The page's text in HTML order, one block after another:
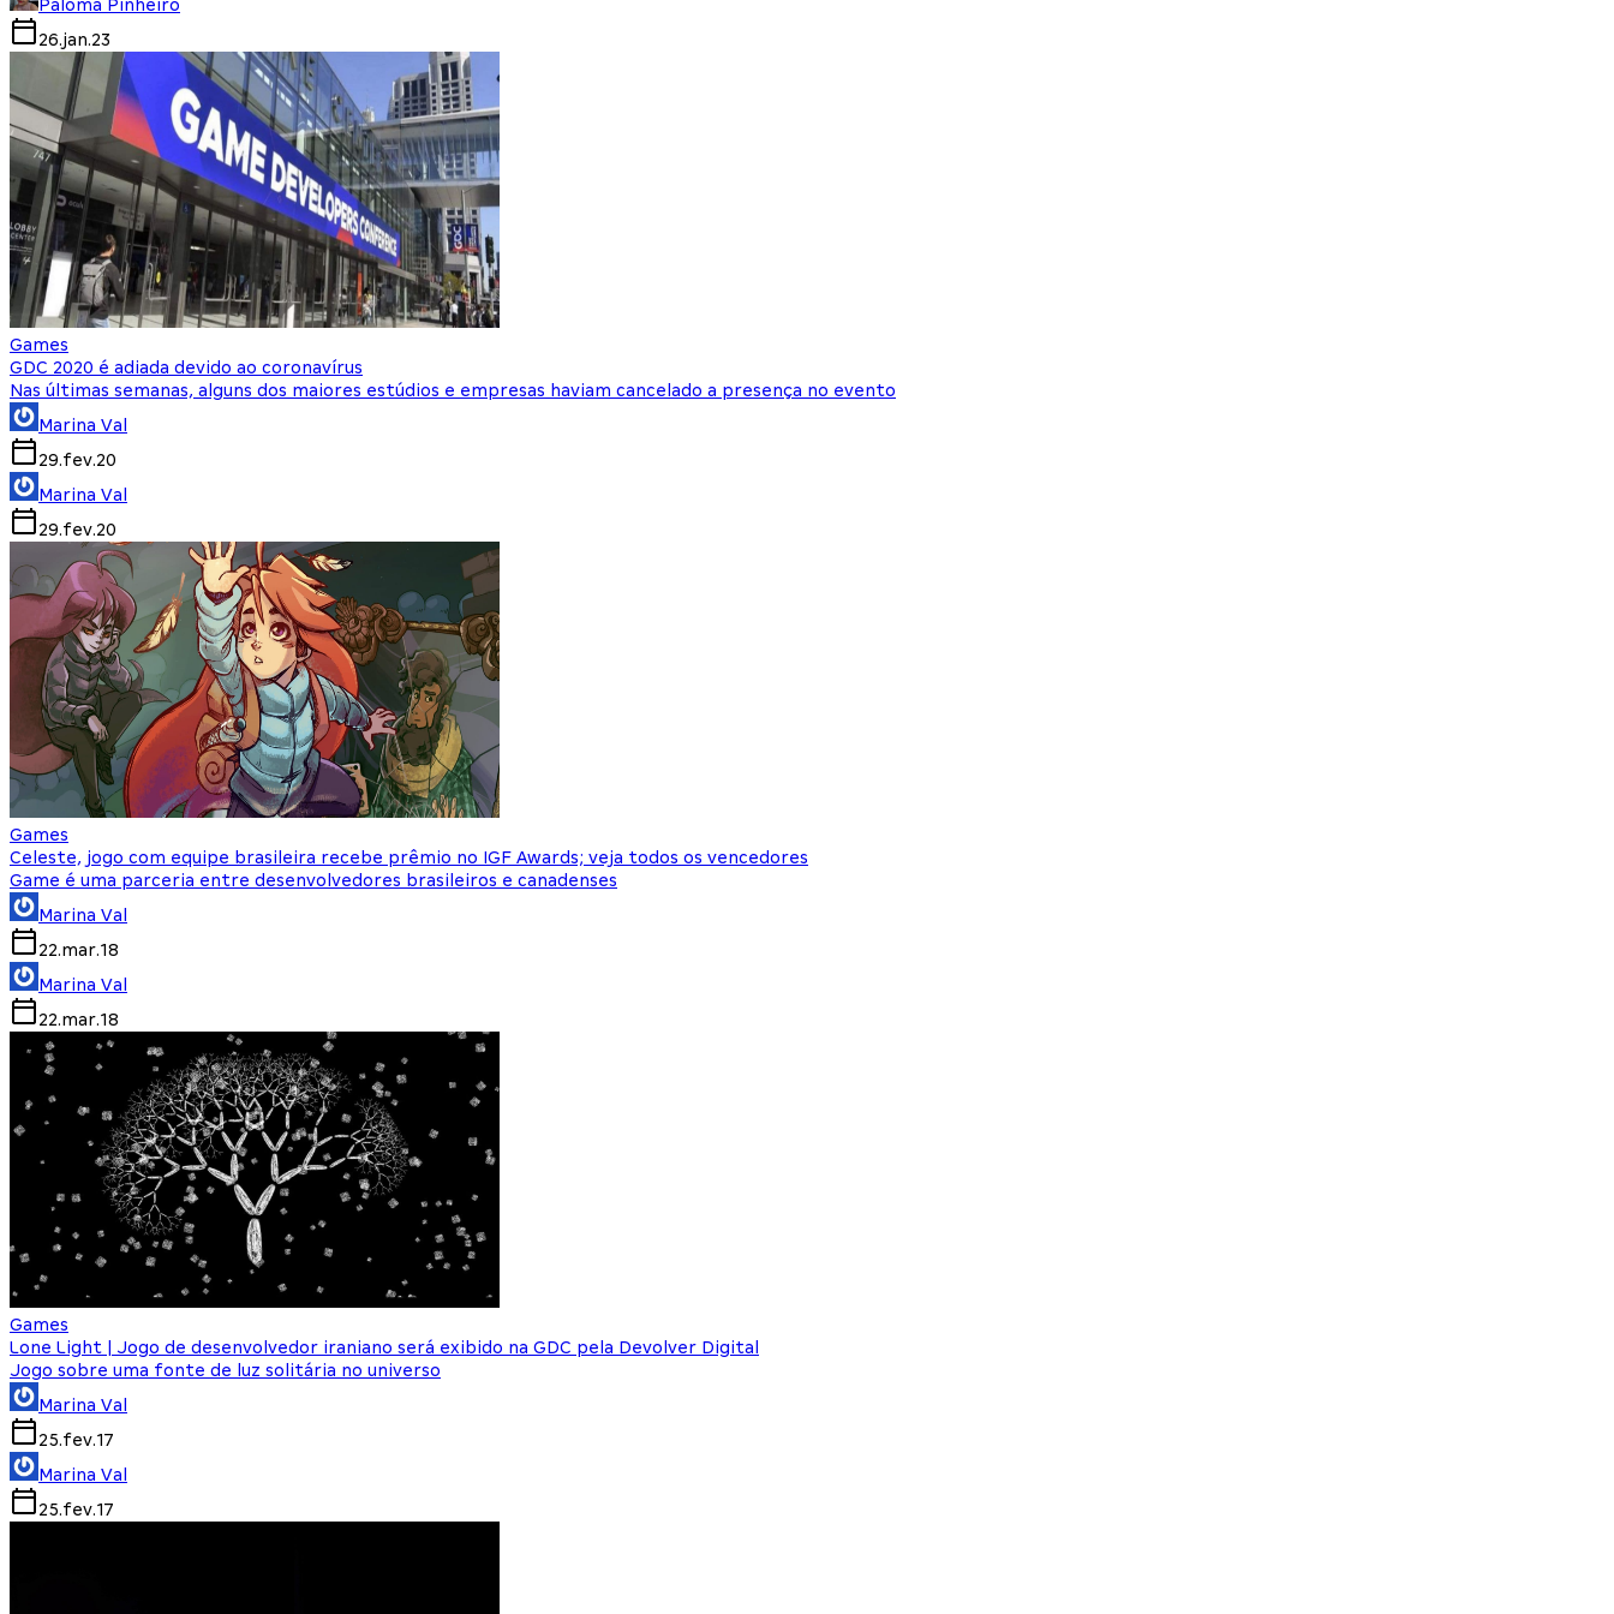
Paloma Pinheiro
26.jan.23
Games
GDC 2020 é adiada devido ao coronavírus
Nas últimas semanas, alguns dos maiores estúdios e empresas haviam cancelado a presença no evento
Marina Val
29.fev.20
Marina Val
29.fev.20
Games
Celeste, jogo com equipe brasileira recebe prêmio no IGF Awards; veja todos os vencedores
Game é uma parceria entre desenvolvedores brasileiros e canadenses
Marina Val
22.mar.18
Marina Val
22.mar.18
Games
Lone Light | Jogo de desenvolvedor iraniano será exibido na GDC pela Devolver Digital
Jogo sobre uma fonte de luz solitária no universo
Marina Val
25.fev.17
Marina Val
25.fev.17